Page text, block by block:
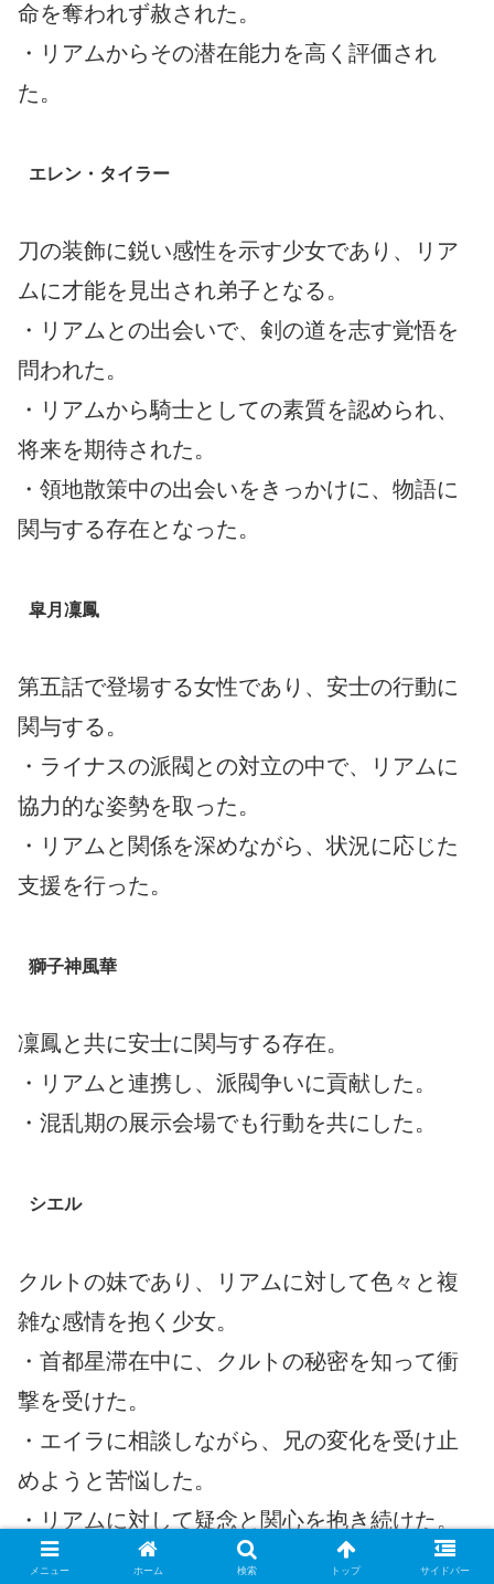
命を奪われず赦された。
・リアムからその潜在能力を高く評価され
た。
エレン・タイラー
刀の装飾に鋭い感性を示す少女であり、リア
ムに才能を見出され弟子となる。
・リアムとの出会いで、剣の道を志す覚悟を
問われた。
・リアムから騎士としての素質を認められ、
将来を期待された。
・領地散策中の出会いをきっかけに、物語に
関与する存在となった。
皐月凜鳳
第五話で登場する女性であり、安士の行動に
関与する。
・ライナスの派閥との対立の中で、リアムに
協力的な姿勢を取った。
・リアムと関係を深めながら、状況に応じた
支援を行った。
獅子神風華
凜鳳と共に安士に関与する存在。
・リアムと連携し、派閥争いに貢献した。
・混乱期の展示会場でも行動を共にした。
シエル
クルトの妹であり、リアムに対して色々と複
雑な感情を抱く少女。
・首都星滞在中に、クルトの秘密を知って衝
撃を受けた。
・エイラに相談しながら、兄の変化を受け止
めようと苦悩した。
・リアムに対して疑念と関心を抱き続けた。
メニュー ホーム 検索 トップ サイドバー